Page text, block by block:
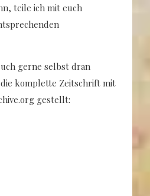
teile ich mit euch
gerne selbst dran
komplette Zeitschrift mit
gestellt: